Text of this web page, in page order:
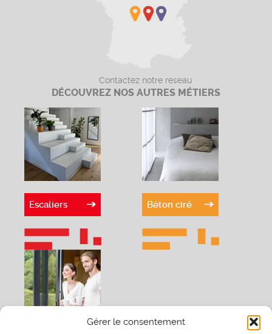
Gérer le consentement
Contactez notre réseau
DÉCOUVREZ NOS AUTRES MÉTIERS
Escaliers Béton ciré